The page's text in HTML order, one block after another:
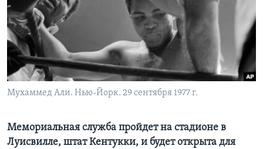
Learning English
СОЦИАЛЬНЫЕ СЕТИ
Мухаммед Али. Нью-Йорк. 29 сентября 1977 г.
Мемориальная служба пройдет на стадионе в
Луисвилле, штат Кентукки, и будет открыта для